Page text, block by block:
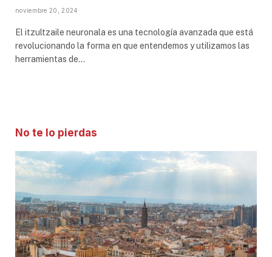
noviembre 20, 2024
El itzultzaile neuronala es una tecnología avanzada que está
revolucionando la forma en que entendemos y utilizamos las
herramientas de…
No te lo pierdas